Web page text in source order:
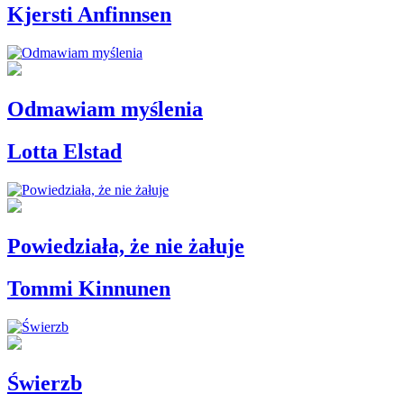
Kjersti Anfinnsen
Odmawiam myślenia
Lotta Elstad
Powiedziała, że nie żałuje
Tommi Kinnunen
Świerzb